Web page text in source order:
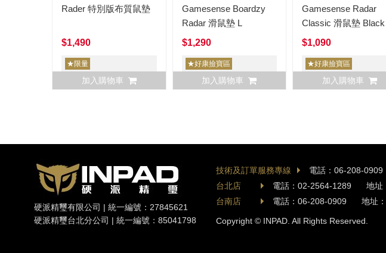
Rader 特別版布質鼠墊
$1,490
★限量
加入購物車
Gamesense Boardzy
Radar 滑鼠墊 L
$1,290
★好康撿寶區
加入購物車
Gamesense Radar
Classic 滑鼠墊
經典黑 L
$1,090
★好康撿寶區
加入購物車
硬派精璽有限公司 | 統一編號：27845621
硬派精璽台北分公司 | 統一編號：85041798
技術及訂單服務專線 電話：06-208-0909
台北店
電話：02-2564-1289
地址
台南店
電話：06-208-0909 地址
Copyright © INPAD. All Rights Reserved.